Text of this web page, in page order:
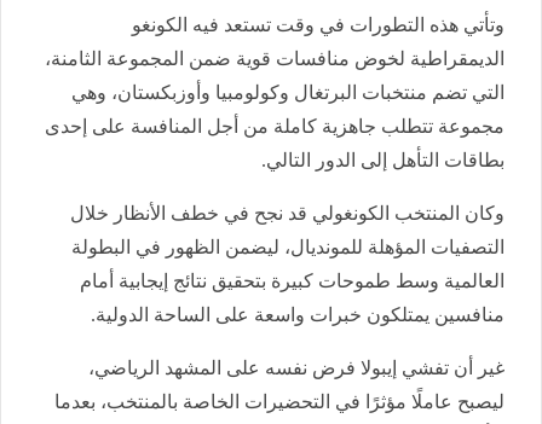
وتأتي هذه التطورات في وقت تستعد فيه الكونغو
الديمقراطية لخوض منافسات قوية ضمن المجموعة الثامنة،
التي تضم منتخبات البرتغال وكولومبيا وأوزبكستان، وهي
مجموعة تتطلب جاهزية كاملة من أجل المنافسة على إحدى
بطاقات التأهل إلى الدور التالي.
وكان المنتخب الكونغولي قد نجح في خطف الأنظار خلال
التصفيات المؤهلة للمونديال، ليضمن الظهور في البطولة
العالمية وسط طموحات كبيرة بتحقيق نتائج إيجابية أمام
منافسين يمتلكون خبرات واسعة على الساحة الدولية.
غير أن تفشي إيبولا فرض نفسه على المشهد الرياضي،
ليصبح عاملًا مؤثرًا في التحضيرات الخاصة بالمنتخب، بعدما